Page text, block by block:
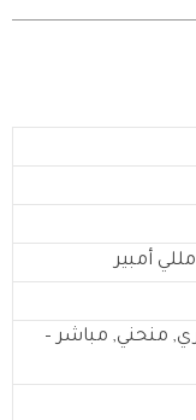
منحني, مباشر –